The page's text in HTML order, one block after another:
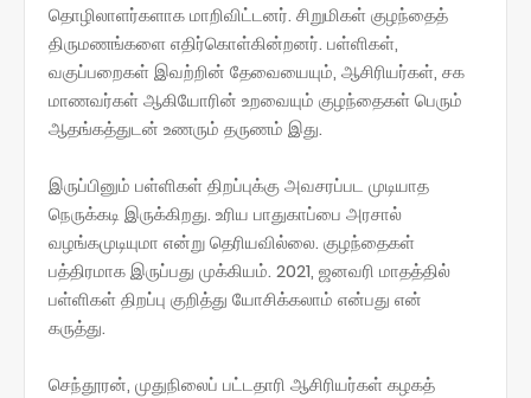
தொழிலாளர்களாக மாறிவிட்டனர். சிறுமிகள் குழந்தைத்
திருமணங்களை எதிர்கொள்கின்றனர். பள்ளிகள்,
வகுப்பறைகள் இவற்றின் தேவையையும், ஆசிரியர்கள், சக
மாணவர்கள் ஆகியோரின் உறவையும் குழந்தைகள் பெரும்
ஆதங்கத்துடன் உணரும் தருணம் இது.
இருப்பினும் பள்ளிகள் திறப்புக்கு அவசரப்பட முடியாத
நெருக்கடி இருக்கிறது. உரிய பாதுகாப்பை அரசால்
வழங்கமுடியுமா என்று தெரியவில்லை. குழந்தைகள்
பத்திரமாக இருப்பது முக்கியம். 2021, ஜனவரி மாதத்தில்
பள்ளிகள் திறப்பு குறித்து யோசிக்கலாம் என்பது என்
கருத்து.
செந்தூரன், முதுநிலைப் பட்டதாரி ஆசிரியர்கள் கழகத்